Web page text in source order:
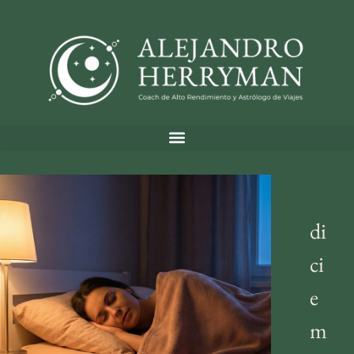
di
ci
e
m